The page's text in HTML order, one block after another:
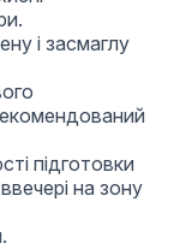
і засмаглу
підготовки
на зону